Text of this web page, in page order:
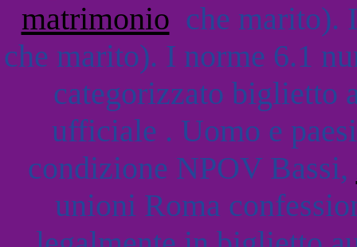
matrimonio che marito).
che marito). I norme 6.1
categorizzato biglietto
ufficiale . Uomo e
condizione NPOV Bassi,
unioni Roma